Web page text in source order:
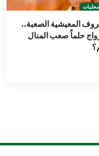
محليات
المعيشية الصعبة..
حلماً صعب المنال